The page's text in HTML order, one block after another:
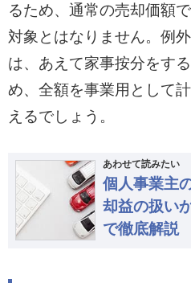
るため、通常の売却価額
対象とはなりません。例
は、あえて家事按分をす
め、全額を事業用として
えるでしょう。
あわせて読みたい
個人事業主
却益の扱い
で徹底解説